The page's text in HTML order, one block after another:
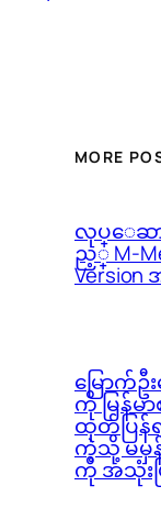
MORE
လုပ္ေဆာင္
ည့္ M-
မြောက်
ကို မြန်
ထုတ်ပြန်
ကဲ့သို့ မမှန်
ကို အသုံး